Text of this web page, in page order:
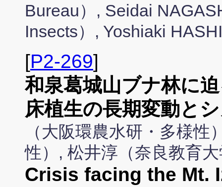
Bureau）, Seidai
Insects）, Yoshiaki
[P2-269]
和泉葛城山ブナ林に
床植生の長期変動と
（大阪環農水研・多様
性）, 松井淳（奈良教育
Crisis facing the Mt.